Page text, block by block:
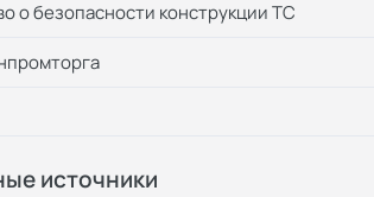
о безопасности конструкции ТС
источники